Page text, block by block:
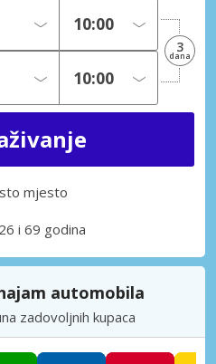
3
dana
mjesto
i 69 godina
automobila
zadovoljnih kupaca